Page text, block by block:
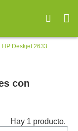
HP Deskjet 2633
con
Hay 1 producto.